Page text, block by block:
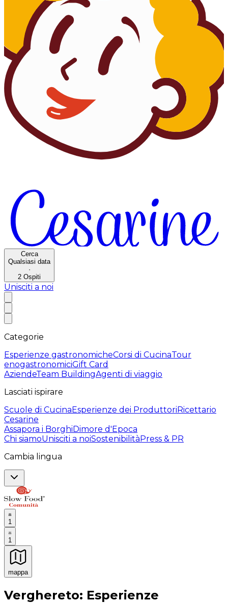
Cerca
Qualsiasi data
·
2 Ospiti
Unisciti a noi
Categorie
Esperienze gastronomicheCorsi di CucinaTour
enogastronomiciGift Card
AziendeTeam BuildingAgenti di viaggio
Lasciati ispirare
Scuole di CucinaEsperienze dei ProduttoriRicettario
Cesarine
Assapora i BorghiDimore d'Epoca
Chi siamoUnisciti a noiSostenibilitàPress & PR
Cambia lingua
1
1
mappa
Esperienze culinarie indimenticabili: Esperienze
Verghereto: Esperienze